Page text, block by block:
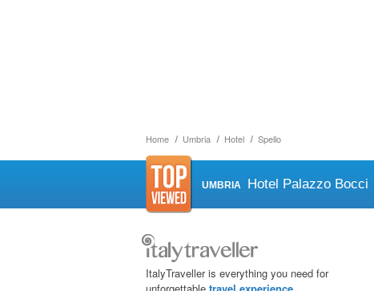
Home Umbria Hotel Spello
UMBRIA Hotel Palazzo Bocci
ItalyTraveller is everything you need for